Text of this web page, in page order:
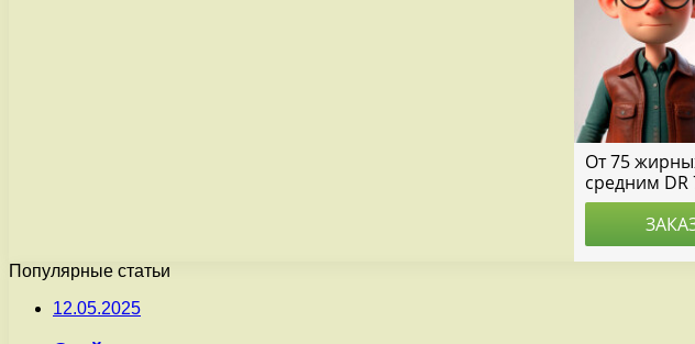
Популярные статьи
12.05.2025